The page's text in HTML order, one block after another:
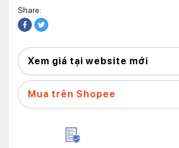
Share:
Xem giá tại website mới
Mua trên Shopee